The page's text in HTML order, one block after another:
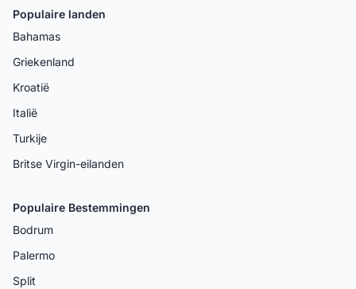
Populaire landen
Bahamas
Griekenland
Kroatië
Italië
Turkije
Britse Virgin-eilanden
Populaire Bestemmingen
Bodrum
Palermo
Split